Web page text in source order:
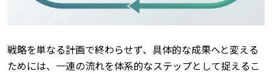
戦略を単なる計画で終わらせず、具体的な成果へと変える
ためには、一連の流れを体系的なステップとして捉えるこ